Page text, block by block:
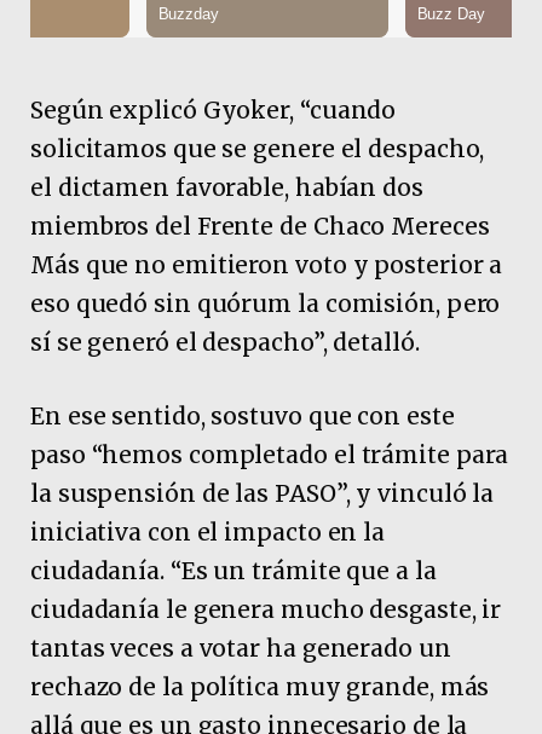
Según explicó Gyoker, “cuando
solicitamos que se genere el despacho,
el dictamen favorable, habían dos
miembros del Frente de Chaco Mereces
Más que no emitieron voto y posterior a
eso quedó sin quórum la comisión, pero
sí se generó el despacho”, detalló.
En ese sentido, sostuvo que con este
paso “hemos completado el trámite para
la suspensión de las PASO”, y vinculó la
iniciativa con el impacto en la
ciudadanía. “Es un trámite que a la
ciudadanía le genera mucho desgaste, ir
tantas veces a votar ha generado un
rechazo de la política muy grande, más
allá que es un gasto innecesario de la